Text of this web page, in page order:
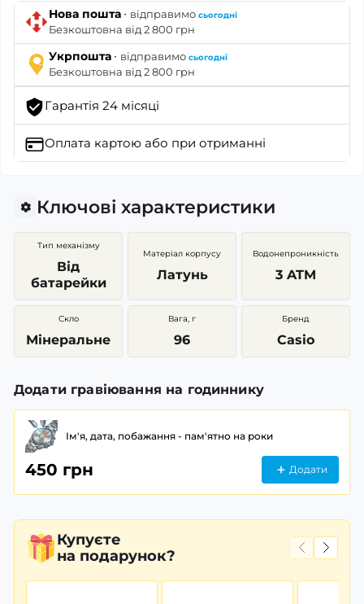
Нова пошта · відправимо сьогодні
Безкоштовна від 2 800 грн
Укрпошта · відправимо сьогодні
Безкоштовна від 2 800 грн
Гарантія 24 місяці
Оплата картою або при отриманні
Ключові характеристики
Тип механізму
Від
батарейки
Матеріал корпусу
Латунь
Водонепроникність
3 ATM
Скло
Мінеральне
Вага, г
96
Бренд
Casio
Додати гравіювання на годиннику
Ім'я, дата, побажання - пам'ятно на роки
450 грн Додати
Купуєте
на подарунок?